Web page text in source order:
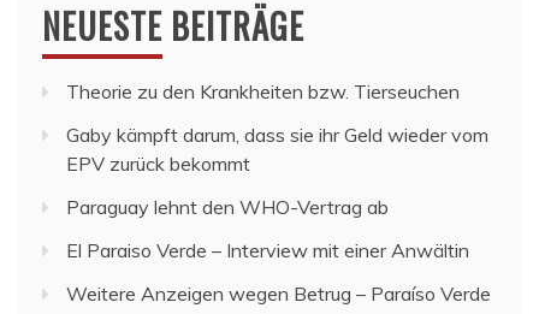
NEUESTE BEITRÄGE
Theorie zu den Krankheiten bzw. Tierseuchen
Gaby kämpft darum, dass sie ihr Geld wieder vom
EPV zurück bekommt
Paraguay lehnt den WHO-Vertrag ab
El Paraiso Verde – Interview mit einer Anwältin
Weitere Anzeigen wegen Betrug – Paraíso Verde